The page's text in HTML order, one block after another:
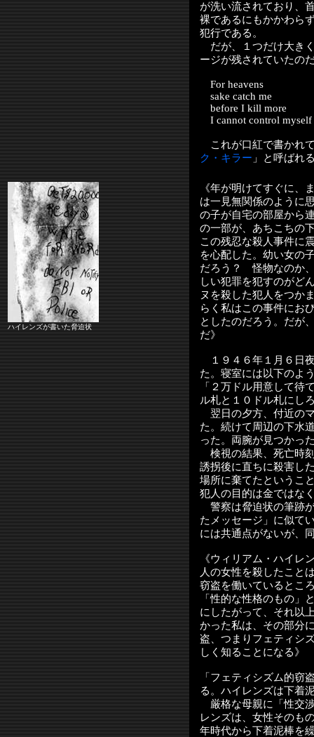
が洗い流されており、
裸であるにもかかわら
犯行である。
だが、１つだけ大き
ージが残されていたの
For heavens
sake catch me
before I kill more
I cannot control myself
これが口紅で書かれ
ク・キラー 」と呼ばれ
ハイレンズが書いた脅迫状
《年が明けてすぐに、
は一見無関係のように
の子が自宅の部屋から
の一部が、あちこちの
この残忍な殺人事件に
を心配した。幼い女の
だろう？ 怪物なのか
しい犯罪を犯すのがど
ヌを殺した犯人をつか
らく私はこの事件にお
としたのだろう。だが
だ》
１９４６年１月６日
た。寝室には以下のよ
「２万ドル用意して待
ル札と１０ドル札にし
翌日の夕方、付近の
た。続けて周辺の下水
った。両腕が見つかっ
検視の結果、死亡時
誘拐後に直ちに殺害し
場所に棄てたというこ
犯人の目的は金ではな
警察は脅迫状の筆跡
たメッセージ」に似て
には共通点がないが、
《ウィリアム・ハイレ
人の女性を殺したこと
窃盗を働いているとこ
「性的な性格のもの」
にしたがって、それ以
かった私は、その部分
盗、つまりフェティシ
しく知ることになる》
「フェティシズム的窃
る。ハイレンズは下着
厳格な母親に「性交
レンズは、女性そのも
年時代から下着泥棒を